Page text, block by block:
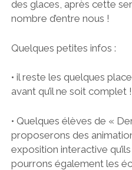
des glaces, après cette
nombre d’entre nous !
Quelques petites infos :
• il reste les quelques
avant qu’il ne soit complet !
• Quelques élèves de «
proposerons des
exposition interactive
pourrons également les